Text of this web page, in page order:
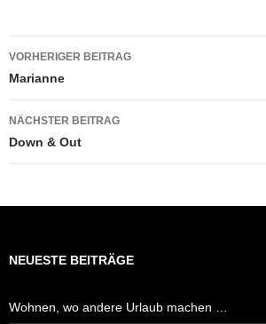
Beitragsnavigation
VORHERIGER BEITRAG
Marianne
NÄCHSTER BEITRAG
Down & Out
NEUESTE BEITRÄGE
Wohnen, wo andere Urlaub machen …